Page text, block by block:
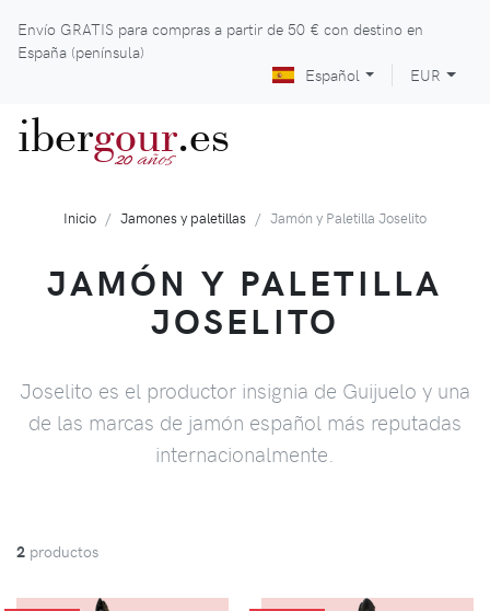
Envío GRATIS para compras a partir de 50 € con destino en
España (península)
Español
EUR
ibergour
20 años .es
Inicio Jamones y paletillas Jamón y Paletilla Joselito
JAMÓN Y PALETILLA
JOSELITO
Joselito es el productor insignia de Guijuelo y una
de las marcas de jamón español más reputadas
internacionalmente.
2 productos